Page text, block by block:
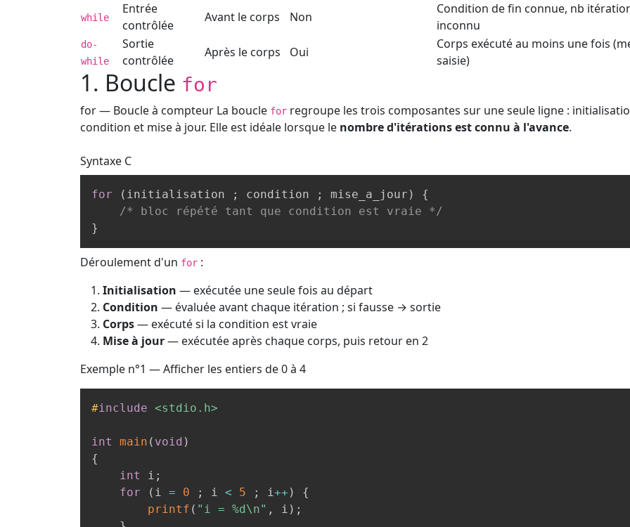
while
Entrée
contrôlée
Avant le corps Non
Condition de fin connue, nb
inconnu
do-
while
Sortie
contrôlée
Après le corps Oui
Corps exécuté au moins une fois
saisie)
1. Boucle for
for — Boucle à compteur La boucle for regroupe les trois composantes sur une seule ligne :
condition et mise à jour. Elle est idéale lorsque le nombre d'itérations est connu à l'avance.
Syntaxe C
for ( initialisation ; condition ; mise_a_jour )
{
/* bloc répété tant que condition est vraie */
}
Déroulement d'un for :
Initialisation — exécutée une seule fois au départ
Condition — évaluée avant chaque itération ; si fausse → sortie
Corps— exécuté si la condition est vraie
Mise à jour— exécutée après chaque corps, puis retour en 2
Exemple n°1 — Afficher les entiers de 0 à 4
#include <stdio.h>
int main ( void )
{
int
i ;
for
( i = 0 ; i < 5 ; i++ )
{
printf ( "i = %d\n" , i ) ;